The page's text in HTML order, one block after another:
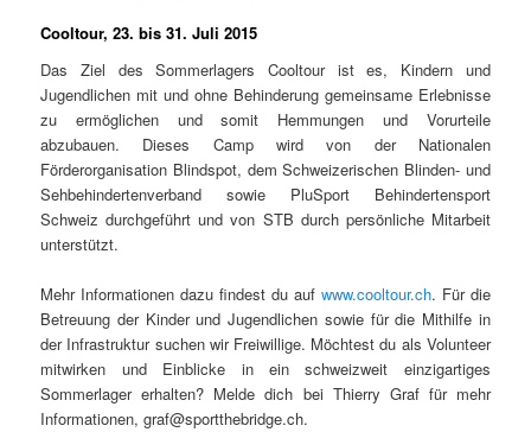
Cooltour, 23. bis 31. Juli 2015
Das Ziel des Sommerlagers Cooltour ist es, Kindern und
Jugendlichen mit und ohne Behinderung gemeinsame Erlebnisse
zu ermöglichen und somit Hemmungen und Vorurteile
abzubauen. Dieses Camp wird von der Nationalen
Förderorganisation Blindspot, dem Schweizerischen Blinden- und
Sehbehindertenverband sowie PluSport Behindertensport
Schweiz durchgeführt und von STB durch persönliche Mitarbeit
unterstützt.
Mehr Informationen dazu findest du auf www.cooltour.ch. Für die
Betreuung der Kinder und Jugendlichen sowie für die Mithilfe in
der Infrastruktur suchen wir Freiwillige. Möchtest du als Volunteer
mitwirken und Einblicke in ein schweizweit einzigartiges
Sommerlager erhalten? Melde dich bei Thierry Graf für mehr
Informationen, graf@sportthebridge.ch.